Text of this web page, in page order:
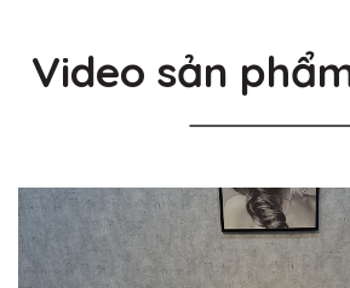
Video sản